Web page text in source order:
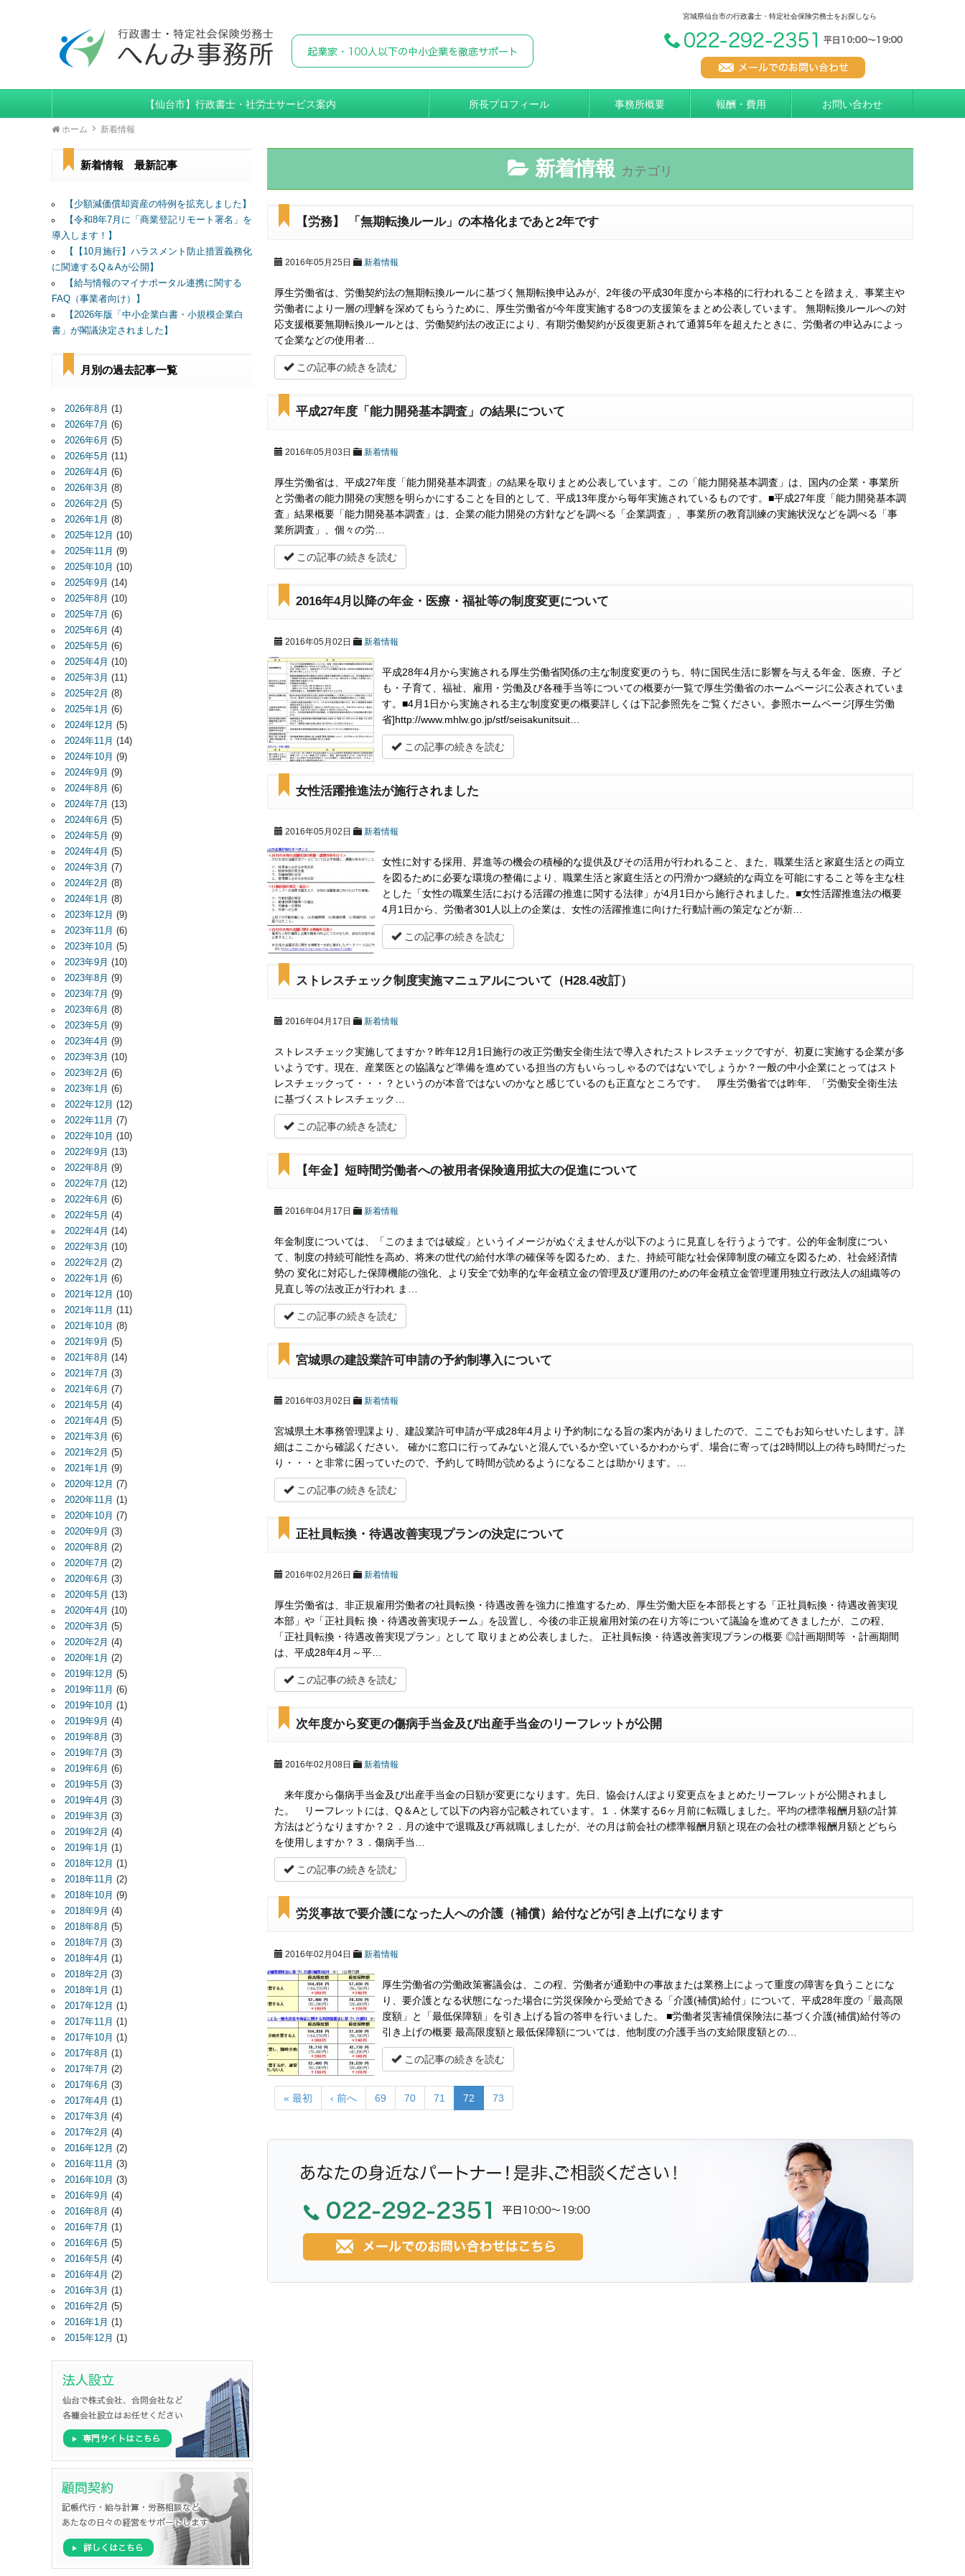
宮城県仙台市の行政書士・特定社会保険労務士をお探しなら
【仙台市】行政書士・社労士サービス案内 所長プロフィール 事務所概要 報酬・費用 お問い合わせ
ホーム 新着情報
新着情報 カテゴリ
【労務】 「無期転換ルール」の本格化まであと2年です
2016年05月25日 新着情報
厚生労働省は、労働契約法の無期転換ルールに基づく無期転換申込みが、2年後の平成30年度から本格的に行われることを踏まえ、事業主や
労働者により一層の理解を深めてもらうために、厚生労働省が今年度実施する8つの支援策をまとめ公表しています。 無期転換ルールへの対
応支援概要無期転換ルールとは、労働契約法の改正により、有期労働契約が反復更新されて通算5年を超えたときに、労働者の申込みによっ
て企業などの使用者…
この記事の続きを読む
平成27年度「能力開発基本調査」の結果について
2016年05月03日 新着情報
厚生労働省は、平成27年度「能力開発基本調査」の結果を取りまとめ公表しています。この「能力開発基本調査」は、国内の企業・事業所
と労働者の能力開発の実態を明らかにすることを目的として、平成13年度から毎年実施されているものです。■平成27年度「能力開発基本調
査」結果概要「能力開発基本調査」は、企業の能力開発の方針などを調べる「企業調査」、事業所の教育訓練の実施状況などを調べる「事
業所調査」、個々の労…
この記事の続きを読む
2016年4月以降の年金・医療・福祉等の制度変更について
2016年05月02日 新着情報
平成28年4月から実施される厚生労働省関係の主な制度変更のうち、特に国民生活に影響を与える年金、医療、子ど
も・子育て、福祉、雇用・労働及び各種手当等についての概要が一覧で厚生労働省のホームページに公表されていま
す。■4月1日から実施される主な制度変更の概要詳しくは下記参照先をご覧ください。参照ホームページ[厚生労働
省]http://www.mhlw.go.jp/stf/seisakunitsuit…
この記事の続きを読む
女性活躍推進法が施行されました
2016年05月02日 新着情報
女性に対する採用、昇進等の機会の積極的な提供及びその活用が行われること、また、職業生活と家庭生活との両立
を図るために必要な環境の整備により、職業生活と家庭生活との円滑かつ継続的な両立を可能にすること等を主な柱
とした「女性の職業生活における活躍の推進に関する法律」が4月1日から施行されました。■女性活躍推進法の概要
4月1日から、労働者301人以上の企業は、女性の活躍推進に向けた行動計画の策定などが新…
この記事の続きを読む
ストレスチェック制度実施マニュアルについて（H28.4改訂）
2016年04月17日 新着情報
ストレスチェック実施してますか？昨年12月1日施行の改正労働安全衛生法で導入されたストレスチェックですが、初夏に実施する企業が多
いようです。現在、産業医との協議など準備を進めている担当の方もいらっしゃるのではないでしょうか？一般の中小企業にとってはスト
レスチェックって・・・？というのが本音ではないのかなと感じているのも正直なところです。 厚生労働省では昨年、「労働安全衛生法
に基づくストレスチェック…
この記事の続きを読む
【年金】短時間労働者への被用者保険適用拡大の促進について
2016年04月17日 新着情報
年金制度については、「このままでは破綻」というイメージがぬぐえませんが以下のように見直しを行うようです。公的年金制度につい
て、制度の持続可能性を高め、将来の世代の給付水準の確保等を図るため、また、持続可能な社会保障制度の確立を図るため、社会経済情
勢の 変化に対応した保障機能の強化、より安全で効率的な年金積立金の管理及び運用のための年金積立金管理運用独立行政法人の組織等の
見直し等の法改正が行われ ま…
この記事の続きを読む
宮城県の建設業許可申請の予約制導入について
2016年03月02日 新着情報
宮城県土木事務管理課より、建設業許可申請が平成28年4月より予約制になる旨の案内がありましたので、ここでもお知らせいたします。詳
細はここから確認ください。 確かに窓口に行ってみないと混んでいるか空いているかわからず、場合に寄っては2時間以上の待ち時間だった
り・・・と非常に困っていたので、予約して時間が読めるようになることは助かります。…
この記事の続きを読む
正社員転換・待遇改善実現プランの決定について
2016年02月26日 新着情報
厚生労働省は、非正規雇用労働者の社員転換・待遇改善を強力に推進するため、厚生労働大臣を本部長とする「正社員転換・待遇改善実現
本部」や「正社員転 換・待遇改善実現チーム」を設置し、今後の非正規雇用対策の在り方等について議論を進めてきましたが、この程、
「正社員転換・待遇改善実現プラン」として 取りまとめ公表しました。 正社員転換・待遇改善実現プランの概要 ◎計画期間等 ・計画期間
は、平成28年4月～平…
この記事の続きを読む
次年度から変更の傷病手当金及び出産手当金のリーフレットが公開
2016年02月08日 新着情報
来年度から傷病手当金及び出産手当金の日額が変更になります。先日、協会けんぽより変更点をまとめたリーフレットが公開されまし
た。 リーフレットには、Q＆Aとして以下の内容が記載されています。１．休業する6ヶ月前に転職しました。平均の標準報酬月額の計算
方法はどうなりますか？２．月の途中で退職及び再就職しましたが、その月は前会社の標準報酬月額と現在の会社の標準報酬月額とどちら
を使用しますか？３．傷病手当…
この記事の続きを読む
労災事故で要介護になった人への介護（補償）給付などが引き上げになります
2016年02月04日 新着情報
厚生労働省の労働政策審議会は、この程、労働者が通勤中の事故または業務上によって重度の障害を負うことにな
り、要介護となる状態になった場合に労災保険から受給できる「介護(補償)給付」について、平成28年度の「最高限
度額」と「最低保障額」を引き上げる旨の答申を行いました。 ■労働者災害補償保険法に基づく介護(補償)給付等の
引き上げの概要 最高限度額と最低保障額については、他制度の介護手当の支給限度額との…
この記事の続きを読む
« 最初 ‹ 前へ 69 70 71 72 73
新着情報 最新記事
【少額減価償却資産の特例を拡充しました】
【令和8年7月に「商業登記リモート署名」を
導入します！】
【【10月施行】ハラスメント防止措置義務化
に関連するQ＆Aが公開】
【給与情報のマイナポータル連携に関する
FAQ（事業者向け）】
【2026年版「中小企業白書・小規模企業白
書」が閣議決定されました】
月別の過去記事一覧
2026年8月 (1)
2026年7月 (6)
2026年6月 (5)
2026年5月 (11)
2026年4月 (6)
2026年3月 (8)
2026年2月 (5)
2026年1月 (8)
2025年12月 (10)
2025年11月 (9)
2025年10月 (10)
2025年9月 (14)
2025年8月 (10)
2025年7月 (6)
2025年6月 (4)
2025年5月 (6)
2025年4月 (10)
2025年3月 (11)
2025年2月 (8)
2025年1月 (6)
2024年12月 (5)
2024年11月 (14)
2024年10月 (9)
2024年9月 (9)
2024年8月 (6)
2024年7月 (13)
2024年6月 (5)
2024年5月 (9)
2024年4月 (5)
2024年3月 (7)
2024年2月 (8)
2024年1月 (8)
2023年12月 (9)
2023年11月 (6)
2023年10月 (5)
2023年9月 (10)
2023年8月 (9)
2023年7月 (9)
2023年6月 (8)
2023年5月 (9)
2023年4月 (9)
2023年3月 (10)
2023年2月 (6)
2023年1月 (6)
2022年12月 (12)
2022年11月 (7)
2022年10月 (10)
2022年9月 (13)
2022年8月 (9)
2022年7月 (12)
2022年6月 (6)
2022年5月 (4)
2022年4月 (14)
2022年3月 (10)
2022年2月 (2)
2022年1月 (6)
2021年12月 (10)
2021年11月 (11)
2021年10月 (8)
2021年9月 (5)
2021年8月 (14)
2021年7月 (3)
2021年6月 (7)
2021年5月 (4)
2021年4月 (5)
2021年3月 (6)
2021年2月 (5)
2021年1月 (9)
2020年12月 (7)
2020年11月 (1)
2020年10月 (7)
2020年9月 (3)
2020年8月 (2)
2020年7月 (2)
2020年6月 (3)
2020年5月 (13)
2020年4月 (10)
2020年3月 (5)
2020年2月 (4)
2020年1月 (2)
2019年12月 (5)
2019年11月 (6)
2019年10月 (1)
2019年9月 (4)
2019年8月 (3)
2019年7月 (3)
2019年6月 (6)
2019年5月 (3)
2019年4月 (3)
2019年3月 (3)
2019年2月 (4)
2019年1月 (1)
2018年12月 (1)
2018年11月 (2)
2018年10月 (9)
2018年9月 (4)
2018年8月 (5)
2018年7月 (3)
2018年4月 (1)
2018年2月 (3)
2018年1月 (1)
2017年12月 (1)
2017年11月 (1)
2017年10月 (1)
2017年8月 (1)
2017年7月 (2)
2017年6月 (3)
2017年4月 (1)
2017年3月 (4)
2017年2月 (4)
2016年12月 (2)
2016年11月 (3)
2016年10月 (3)
2016年9月 (4)
2016年8月 (4)
2016年7月 (1)
2016年6月 (5)
2016年5月 (4)
2016年4月 (2)
2016年3月 (1)
2016年2月 (5)
2016年1月 (1)
2015年12月 (1)